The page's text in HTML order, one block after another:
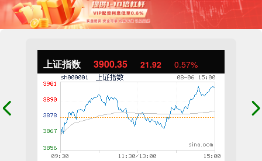
上证指数 3900.35 21.92 0.57%